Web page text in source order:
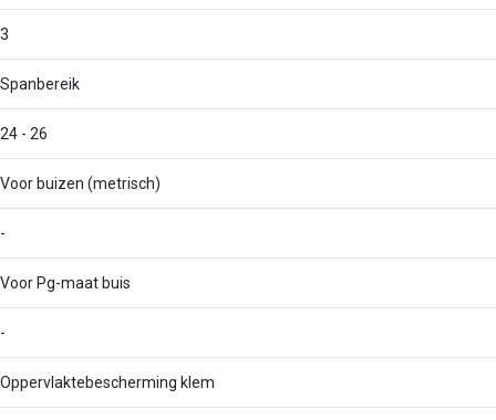
3
Spanbereik
24 - 26
Voor buizen (metrisch)
-
Voor Pg-maat buis
-
Oppervlaktebescherming klem